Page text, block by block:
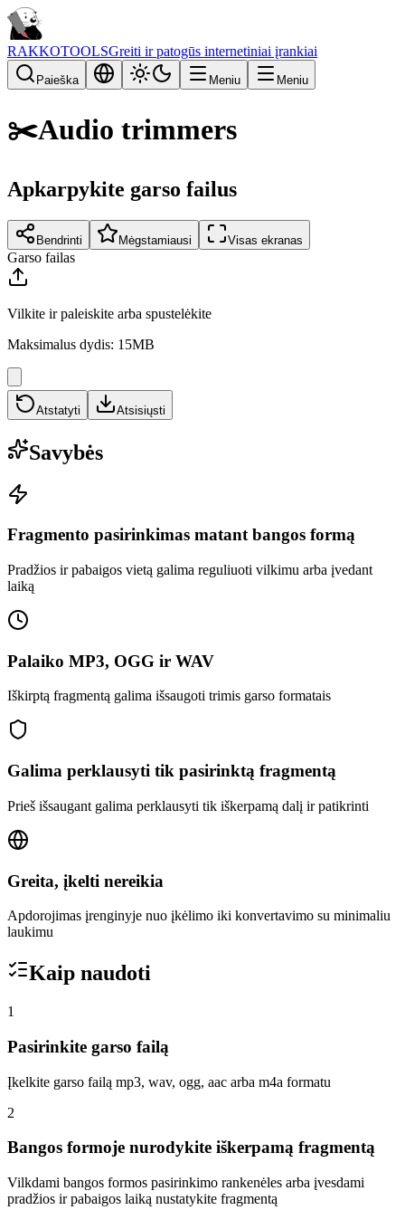
RAKKOTOOLSGreiti ir patogūs internetiniai įrankiai
Paieška Meniu Meniu
✂️Audio trimmers
Apkarpykite garso failus
Bendrinti Mėgstamiausi Visas ekranas
Garso failas
Vilkite ir paleiskite arba spustelėkite
Maksimalus dydis: 15MB
Atstatyti Atsisiųsti
Savybės
Fragmento pasirinkimas matant bangos formą
Pradžios ir pabaigos vietą galima reguliuoti vilkimu arba įvedant
laiką
Palaiko MP3, OGG ir WAV
Iškirptą fragmentą galima išsaugoti trimis garso formatais
Galima perklausyti tik pasirinktą fragmentą
Prieš išsaugant galima perklausyti tik iškerpamą dalį ir patikrinti
Greita, įkelti nereikia
Apdorojimas įrenginyje nuo įkėlimo iki konvertavimo su minimaliu
laukimu
Kaip naudoti
1
Pasirinkite garso failą
Įkelkite garso failą mp3, wav, ogg, aac arba m4a formatu
2
Bangos formoje nurodykite iškerpamą fragmentą
Vilkdami bangos formos pasirinkimo rankenėles arba įvesdami
pradžios ir pabaigos laiką nustatykite fragmentą